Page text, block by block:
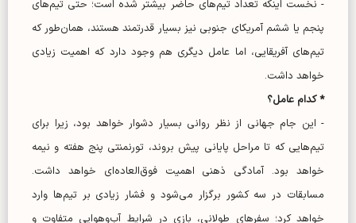
- نخست اینکه تعداد تیم‌های حاضر بیشتر شده است؛ حتی تیم‌های
پنجم یا ششم آمریکای جنوبی نیز بسیار قدرتمند هستند، همان‌طور که
تیم‌های آفریقایی، اما عامل دیگری هم وجود دارد که اهمیت زیادی
خواهد داشت.
* کدام عامل؟
- این جام جهانی از نظر روانی بسیار دشوار خواهد بود، زیرا برای
تیم‌هایی که تا مراحل پایانی پیش بروند، تورنمنتی پنج هفته و نیمه
خواهد بود. آمادگی ذهنی اهمیت فوق‌العاده‌ای خواهد داشت.
مسابقات در سه کشور برگزار می‌شود و فشار زیادی بر تیم‌ها وارد
خواهد کرد؛ سفر‌های طولانی، بازی در شرایط آب‌وهوایی متفاوت و